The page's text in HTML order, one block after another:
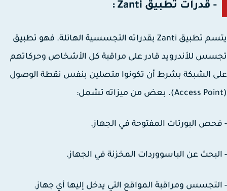
- قدرات تطبيق Zanti :
يتسم تطبيق Zanti بقدراته التجسسية الهائلة. فهو تطبيق
للأندرويد قادر على مراقبة كل الأشخاص وحركاتهم
الشبكة بشرط أن تكونوا متصلين بنفس نقطة الوصول
البورتات المفتوحة في الجهاز.
عن الباسووردات المخزنة في الجهاز.
ومراقبة المواقع التي يدخل إليها أي جهاز.